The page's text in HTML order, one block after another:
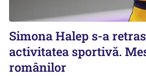
Simona Halep s-a
activitatea sportivă.
românilor